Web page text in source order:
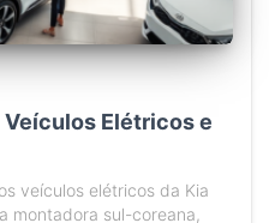
Veículos Elétricos e
veículos elétricos da Kia
montadora sul-coreana,